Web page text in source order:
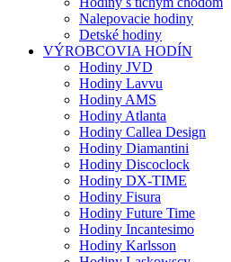
Nalepovacie hodiny
Detské hodiny
VÝROBCOVIA HODÍN
Hodiny JVD
Hodiny Lavvu
Hodiny AMS
Hodiny Atlanta
Hodiny Callea Design
Hodiny Diamantini
Hodiny Discoclock
Hodiny DX-TIME
Hodiny Fisura
Hodiny Future Time
Hodiny Incantesimo
Hodiny Karlsson